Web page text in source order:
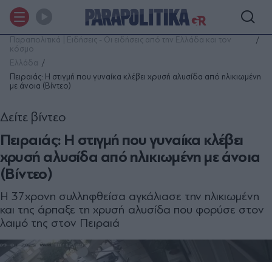
Παραπολιτικά | Ειδήσεις - Οι ειδήσεις από την Ελλάδα και τον
κόσμο
Ελλάδα
Πειραιάς: Η στιγμή που γυναίκα κλέβει χρυσή αλυσίδα από ηλικιωμένη
με άνοια (Βίντεο)
Πειραιάς: Η στιγμή που γυναίκα κλέβει
χρυσή αλυσίδα από ηλικιωμένη με άνοια
(Βίντεο)
Δείτε βίντεο
Η 37χρονη συλληφθείσα αγκάλιασε την ηλικιωμένη
και της άρπαξε τη χρυσή αλυσίδα που φορύσε στον
λαιμό της στον Πειραιά